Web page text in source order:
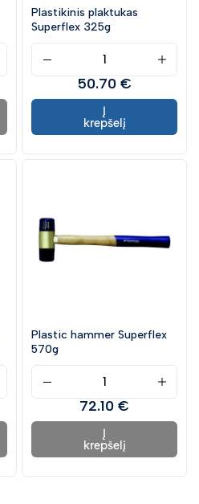
Plastikinis plaktukas
Superflex 325g
50.70 €
Į
krepšelį
Plastic hammer Superflex
570g
72.10 €
Į
krepšelį